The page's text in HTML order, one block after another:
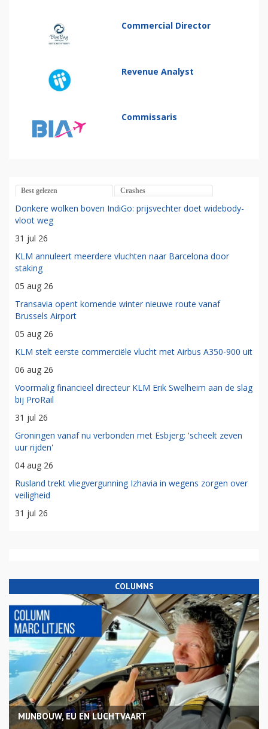
Commercial Director
Revenue Analyst
Commissaris
Best gelezen Crashes
Donkere wolken boven IndiGo: prijsvechter doet widebody-
vloot weg
31 jul 26
KLM annuleert meerdere vluchten naar Barcelona door
staking
05 aug 26
Transavia opent komende winter nieuwe route vanaf
Brussels Airport
05 aug 26
KLM stelt eerste commerciële vlucht met Airbus A350-900 uit
06 aug 26
Voormalig financieel directeur KLM Erik Swelheim aan de slag
bij ProRail
31 jul 26
Groningen vanaf nu verbonden met Esbjerg: 'scheelt zeven
uur rijden'
04 aug 26
Rusland trekt vliegvergunning Izhavia in wegens zorgen over
veiligheid
31 jul 26
COLUMNS
MIJNBOUW, EU EN LUCHTVAART